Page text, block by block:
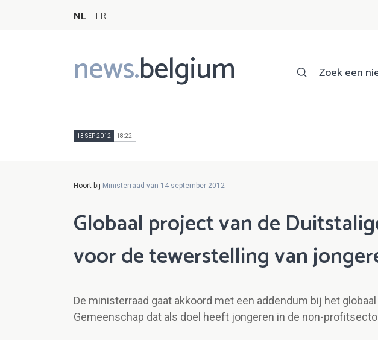
NL FR
news.belgium
Main
navigation
Zoek een
13 SEP 2012 18:22
Hoort bij Ministerraad van 14 september 2012
Globaal project van de
voor de tewerstelling van
De ministerraad gaat akkoord met een addendum bij het
Gemeenschap dat als doel heeft jongeren in de non-